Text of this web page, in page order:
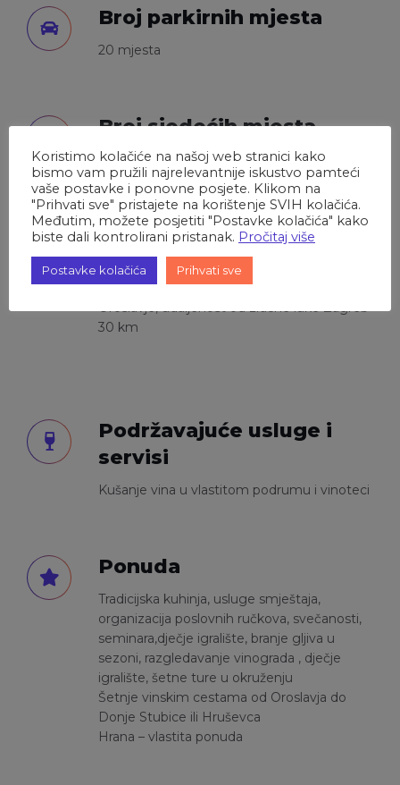
Broj parkirnih mjesta
20 mjesta
Broj sjedećih mjesta
80 mjesta zatvoreni prostor
50 mjesta terasa
Dostupnost
Asfaltirani pristup, naselje Andraševac,
Oroslavje, udaljenost od zračne luke Zagreb
30 km
Podržavajuće usluge i
servisi
Kušanje vina u vlastitom podrumu i vinoteci
Ponuda
Tradicijska kuhinja, usluge smještaja,
organizacija poslovnih ručkova, svečanosti,
seminara,dječje igralište, branje gljiva u
sezoni, razgledavanje vinograda , dječje
igralište, šetne ture u okruženju
Šetnje vinskim cestama od Oroslavja do
Donje Stubice ili Hruševca
Hrana – vlastita ponuda
Koristimo kolačiće na našoj web stranici kako
bismo vam pružili najrelevantnije iskustvo pamteći
vaše postavke i ponovne posjete. Klikom na
"Prihvati sve" pristajete na korištenje SVIH kolačića.
Međutim, možete posjetiti "Postavke kolačića" kako
biste dali kontrolirani pristanak. Pročitaj više
Postavke kolačića Prihvati sve